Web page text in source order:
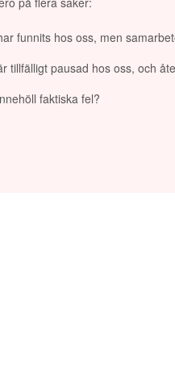
funnits hos oss, men
tillfälligt pausad hos oss, och
faktiska fel?